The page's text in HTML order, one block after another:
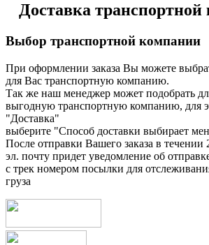
Доставка
Выбор транспортной компании
При оформлении заказа Вы можете
для Вас транспортную компанию.
Так же наш менеджер может подобрать
выгодную транспортную компанию, для
"Доставка"
выберите "Способ доставки выбирает
После отправки Вашего заказа в
эл. почту придет уведомление об
с трек номером посылки для
груза